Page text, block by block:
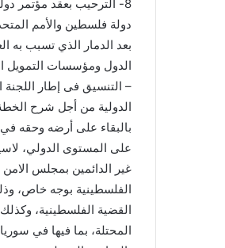
8- الترحيب بعقد مؤتمر
دولة فلسطين والأمم
بعد الدمار الذي تسبب به
الدول ومؤسسات التمويل
– التنسيق فى إطار اللجنة
الدولية من أجل شرح
بالبقاء على أرضه وحقه
على المستوى الدولي،
غير الدائمين بمجلس
الفلسطينية بوجه خاص،
القضية الفلسطينية،
المحتلة، بما فيها في